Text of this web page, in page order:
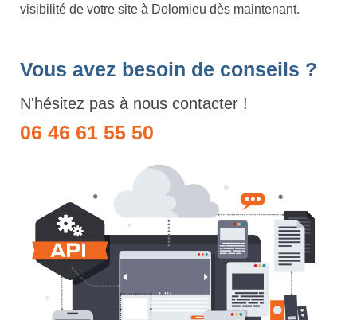
visibilité de votre site à Dolomieu dès maintenant.
Vous avez besoin de conseils ?
N'hésitez pas à nous contacter !
06 46 61 55 50